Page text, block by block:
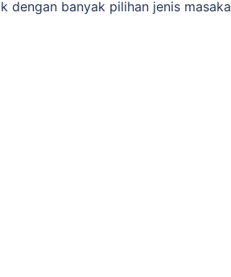
dengan banyak pilihan jenis